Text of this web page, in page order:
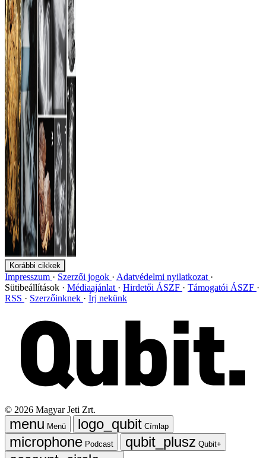
Korábbi cikkek
Impresszum Szerzői jogok
Adatvédelmi nyilatkozat
Sütibeállítások
Médiaajánlat Hirdetői ÁSZF
Támogatói ÁSZF
RSS
Szerzőinknek Írj nekünk
© 2026 Magyar Jeti Zrt.
Menü
Címlap
Podcast
Qubit+